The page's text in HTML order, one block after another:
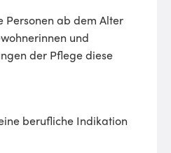
Personen ab dem Alter
und
der Pflege diese
berufliche Indikation